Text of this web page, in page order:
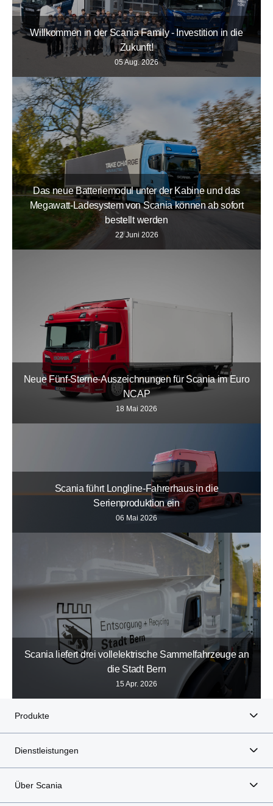
Willkommen in der Scania Family - Investition in die
Zukunft!
05 Aug. 2026
Das neue Batteriemodul unter der Kabine und das
Megawatt-Ladesystem von Scania können ab sofort
bestellt werden
22 Juni 2026
Neue Fünf-Sterne-Auszeichnungen für Scania im Euro
NCAP
18 Mai 2026
Scania führt Longline-Fahrerhaus in die
Serienproduktion ein
06 Mai 2026
Scania liefert drei vollelektrische Sammelfahrzeuge an
die Stadt Bern
15 Apr. 2026
Produkte
Dienstleistungen
Über Scania